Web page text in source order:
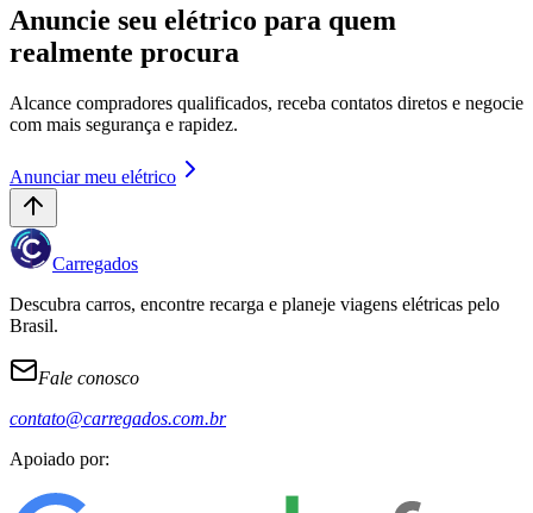
Anuncie seu elétrico para quem
realmente procura
Alcance compradores qualificados, receba contatos diretos e negocie
com mais segurança e rapidez.
Anunciar meu elétrico
Carregados
Descubra carros, encontre recarga e planeje viagens elétricas pelo
Brasil.
Fale conosco
contato@carregados.com.br
Apoiado por: